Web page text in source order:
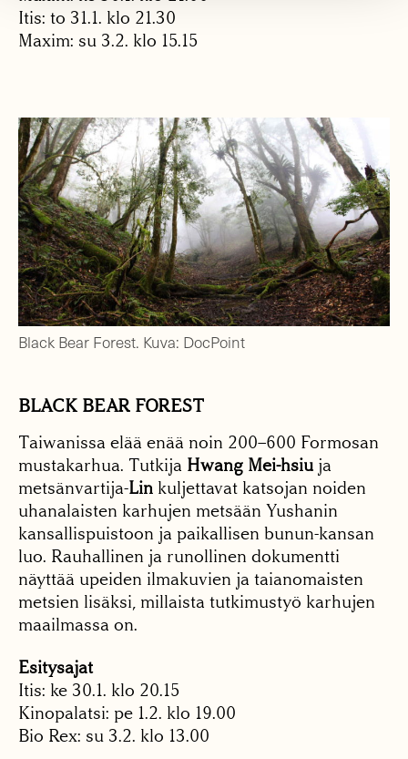
Itis: to 31.1. klo 21.30
Maxim: su 3.2. klo 15.15
Black Bear Forest. Kuva: DocPoint
BLACK BEAR FOREST
Taiwanissa elää enää noin 200–600 Formosan
mustakarhua. Tutkija Hwang Mei-hsiu ja
metsänvartija-Lin kuljettavat katsojan noiden
uhanalaisten karhujen metsään Yushanin
kansallispuistoon ja paikallisen bunun-kansan
luo. Rauhallinen ja runollinen dokumentti
näyttää upeiden ilmakuvien ja taianomaisten
metsien lisäksi, millaista tutkimustyö karhujen
maailmassa on.
Esitysajat
Itis: ke 30.1. klo 20.15
Kinopalatsi: pe 1.2. klo 19.00
Bio Rex: su 3.2. klo 13.00